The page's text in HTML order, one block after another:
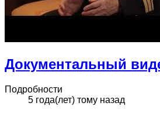
Документальный
Подробности
5 года(лет) тому назад